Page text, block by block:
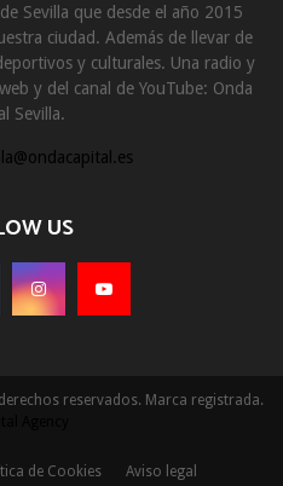
Sevilla que desde el año 2015
ciudad. Además de llevar de
y culturales. Una radio y
y del canal de YouTube: Onda
Sevilla.
US
reservados. Marca registrada.
de Cookies Aviso legal